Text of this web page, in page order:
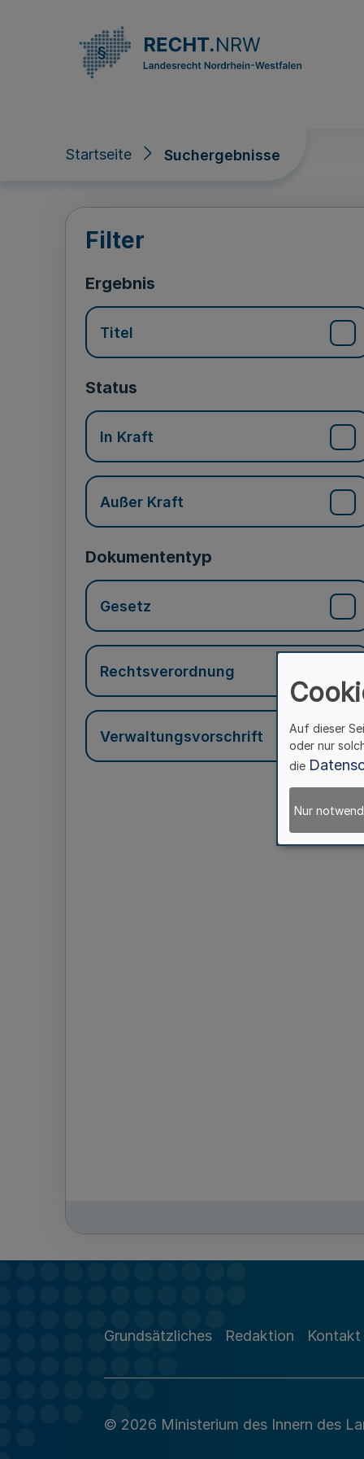
Startseite Suchergebnisse
Suchergebnisse
Filter
Ergebnis
Titel
Status
In Kraft
Außer Kraft
Dokumententyp
Gesetz
Rechtsverordnung
Verwaltungsvorschrift
Grundsätzliches Redaktion Kontakt
© 2026 Ministerium des Innern des
Auf dieser
oder nur
die
Nur